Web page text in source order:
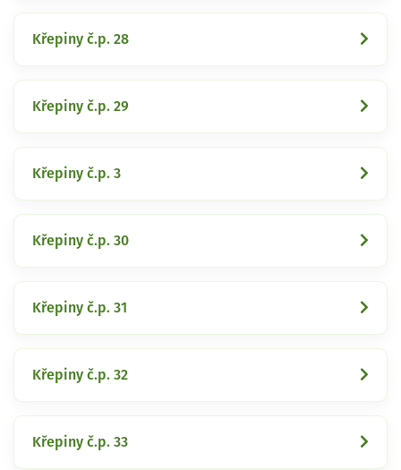
Křepiny č.p. 28
Křepiny č.p. 29
Křepiny č.p. 3
Křepiny č.p. 30
Křepiny č.p. 31
Křepiny č.p. 32
Křepiny č.p. 33